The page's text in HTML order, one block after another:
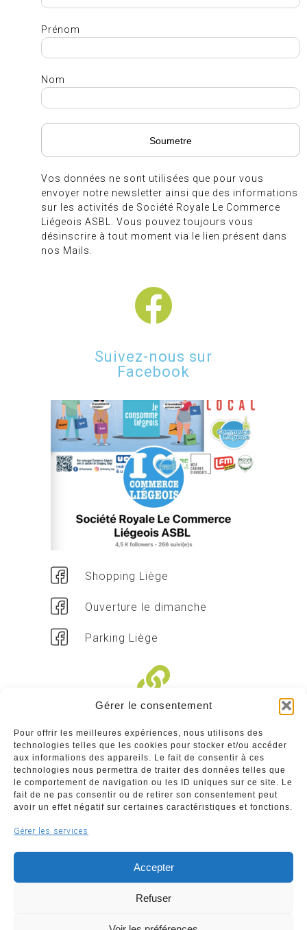
Gérer le consentement
Pour offrir les meilleures expériences, nous utilisons des
technologies telles que les cookies pour stocker et/ou accéder
aux informations des appareils. Le fait de consentir à ces
technologies nous permettra de traiter des données telles que
le comportement de navigation ou les ID uniques sur ce site. Le
fait de ne pas consentir ou de retirer son consentement peut
avoir un effet négatif sur certaines caractéristiques et fonctions.
Gérer les services
Accepter
Refuser
Prénom
Nom
Vos données ne sont utilisées que pour vous
envoyer notre newsletter ainsi que des informations
sur les activités de Société Royale Le Commerce
Liégeois ASBL. Vous pouvez toujours vous
désinscrire à tout moment via le lien présent dans
nos Mails.
Suivez-nous sur
Facebook
Shopping Liège
Ouverture le dimanche
Parking Liège
Commerçants
Annuaire des commerçants : insérez gratuitement
votre activité dans notre annuaire sur notre site ci-
dessous